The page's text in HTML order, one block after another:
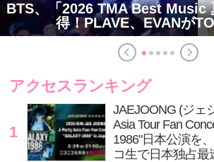
BTS、「2026 TMA Best Music
得！PLAVE、EVANが
アクセスランキング
1
JAEJOONG (ジェ
Asia Tour Fan
1986"日本公演を
コ生で日本独占最